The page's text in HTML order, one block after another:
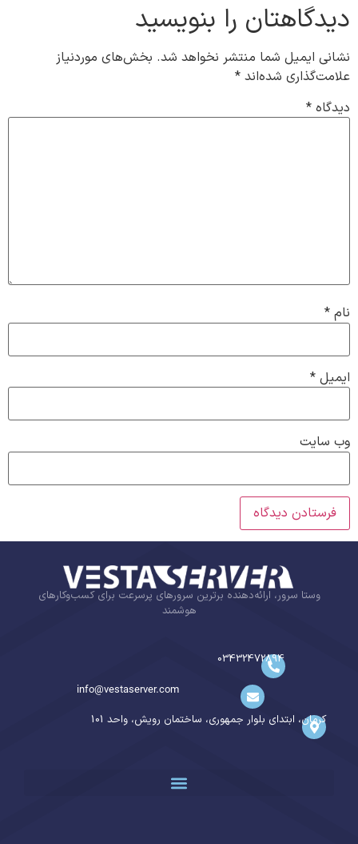
دیدگاهتان را بنویسید
نشانی ایمیل شما منتشر نخواهد شد. بخش‌های موردنیاز
علامت‌گذاری شده‌اند *
دیدگاه *
نام *
ایمیل *
وب‌ سایت
وستا سرور، ارائه‌دهنده برترین سرورهای پرسرعت برای کسب‌وکارهای
هوشمند
03432472894
info@vestaserver.com
کرمان، ابتدای بلوار جمهوری، ساختمان رویش، واحد 101